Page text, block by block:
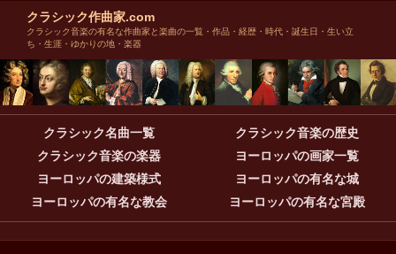
クラシック作曲家.com
クラシック音楽の有名な作曲家と楽曲の一覧・作品・経歴・時代・誕生日・生い立
ち・生涯・ゆかりの地・楽器
クラシック名曲一覧
クラシック音楽の歴史
クラシック音楽の楽器
ヨーロッパの画家一覧
ヨーロッパの建築様式
ヨーロッパの有名な城
ヨーロッパの有名な教会
ヨーロッパの有名な宮殿